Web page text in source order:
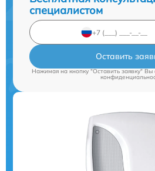
специалистом
Оставить
Нажимая на кнопку "Оставить заявку" Вы